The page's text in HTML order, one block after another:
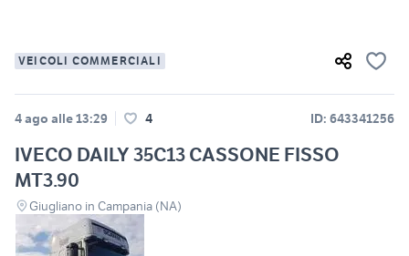
VEICOLI COMMERCIALI
4 ago alle 13:29 4 ID: 643341256
IVECO DAILY 35C13 CASSONE FISSO
MT3.90
Giugliano in Campania (NA)